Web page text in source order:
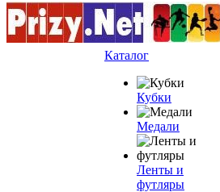
Каталог
Кубки
Медали
Ленты и
футляры